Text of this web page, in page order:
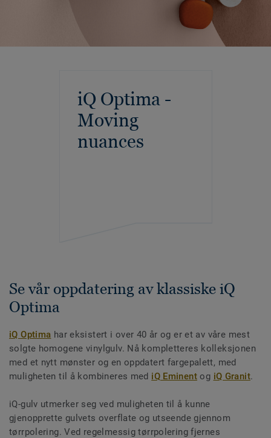
iQ Optima -
Moving
nuances
Se vår oppdatering av klassiske iQ
Optima
iQ Optima har eksistert i over 40 år og er et av våre mest
solgte homogene vinylgulv. Nå kompletteres kolleksjonen
med et nytt mønster og en oppdatert fargepalett, med
muligheten til å kombineres med iQ Eminentog iQ Granit.
iQ-gulv utmerker seg ved muligheten til å kunne
gjenopprette gulvets overflate og utseende gjennom
tørrpolering. Ved regelmessig tørrpolering fjernes